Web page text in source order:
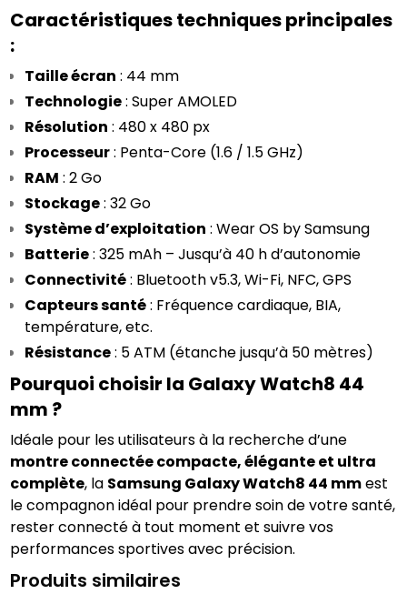
Caractéristiques techniques principales
:
Taille écran : 44 mm
Technologie : Super AMOLED
Résolution : 480 x 480 px
Processeur : Penta-Core (1.6 / 1.5 GHz)
RAM : 2 Go
Stockage : 32 Go
Système d’exploitation : Wear OS by Samsung
Batterie : 325 mAh – Jusqu’à 40 h d’autonomie
Connectivité : Bluetooth v5.3, Wi-Fi, NFC, GPS
Capteurs santé : Fréquence cardiaque, BIA,
température, etc.
Résistance : 5 ATM (étanche jusqu’à 50 mètres)
Pourquoi choisir la Galaxy Watch8 44
mm ?
montre connectée compacte, élégante et ultra
complète, la Samsung Galaxy Watch8 44 mm est
le compagnon idéal pour prendre soin de votre santé,
rester connecté à tout moment et suivre vos
performances sportives avec précision.
Produits similaires